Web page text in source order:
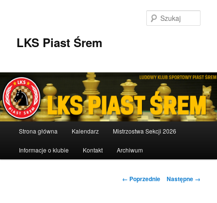
LKS Piast Śrem
Strona główna Kalendarz Mistrzostwa Sekcji 2026
Informacje o klubie Kontakt Archiwum
Nawigacja
← Poprzednie Następne →